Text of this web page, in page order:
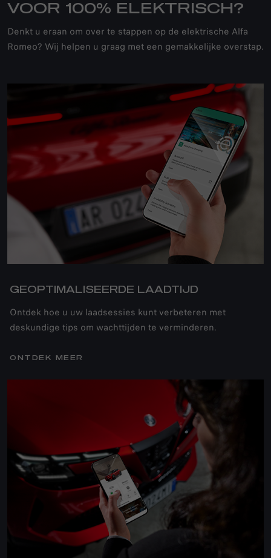
VOOR 100% ELEKTRISCH?
Denkt u eraan om over te stappen op de elektrische Alfa
Romeo? Wij helpen u graag met een gemakkelijke overstap.
GEOPTIMALISEERDE LAADTIJD
Ontdek hoe u uw laadsessies kunt verbeteren met
deskundige tips om wachttijden te verminderen.
ONTDEK MEER